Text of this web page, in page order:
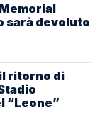
sarà devoluto
il ritorno di
“Leone”